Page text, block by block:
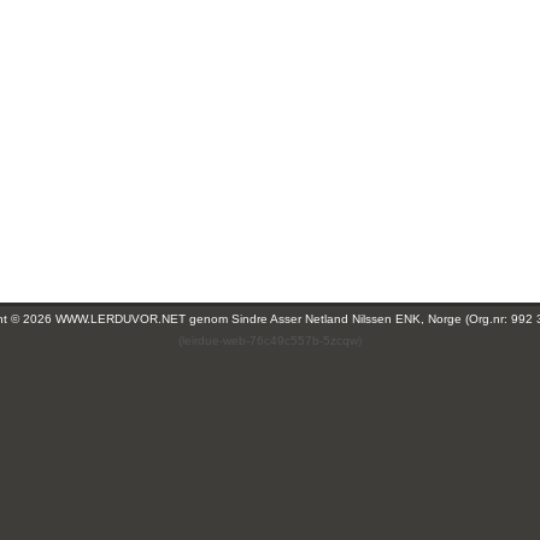
© 2026 WWW.LERDUVOR.NET genom Sindre Asser Netland Nilssen ENK, Norge (Org.nr: 992
(leirdue-web-76c49c557b-5zcqw)